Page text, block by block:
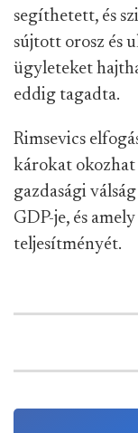
segíthetett, és
sújtott orosz és
ügyleteket
eddig tagadta.
Rimsevics
károkat okozhat
gazdasági
GDP-je, és
teljesítményét.